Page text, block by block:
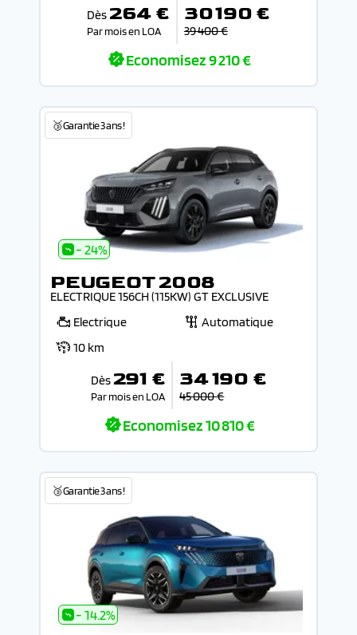
Dès 264 €
Par mois en LOA
30 190 €
39 400 €
Economisez9 210 €
🥉Garantie 3 ans !
- 24%
PEUGEOT 2008
ELECTRIQUE 156CH (115KW) GT EXCLUSIVE
Electrique
Automatique
10 km
Dès 291 €
Par mois en LOA
34 190 €
45 000 €
Economisez10 810 €
🥉Garantie 3 ans !
- 14.2%